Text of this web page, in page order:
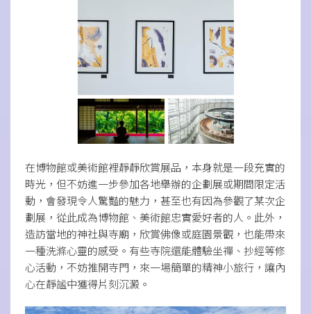
在博物館或美術館裡靜靜欣賞展品，本身就是一段充實的
時光，但不妨進一步參加各地舉辦的企劃展或期間限定活
動，會發現令人驚豔的魅力，甚至也有因為參觀了某次企
劃展，從此成為博物館、美術館忠實愛好者的人。此外，
造訪當地的神社與寺廟，欣賞佛像或庭園景觀，也能帶來
一種洗滌心靈的感受。有些寺院還能體驗坐禪、抄經等修
心活動，不妨推開寺門，來一場簡單的精神小旅行，讓內
心在靜謐中獲得片刻沉澱。